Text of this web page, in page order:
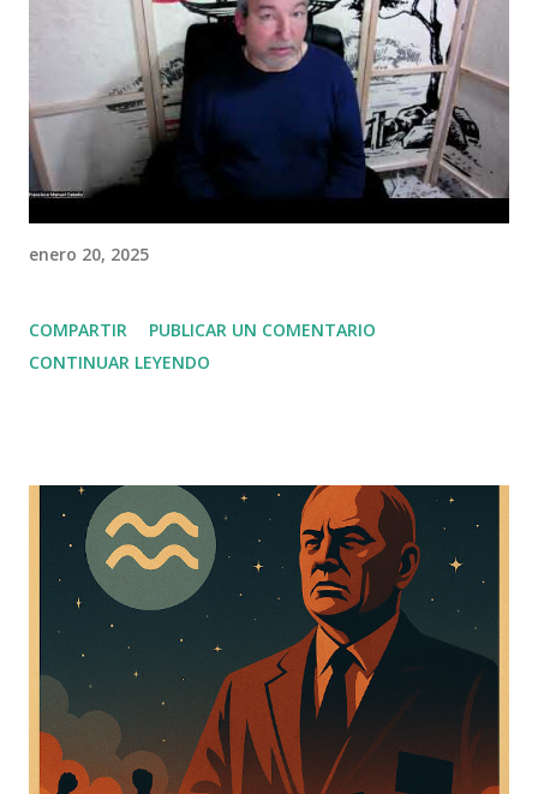
enero 20, 2025
COMPARTIR
PUBLICAR UN COMENTARIO
CONTINUAR LEYENDO